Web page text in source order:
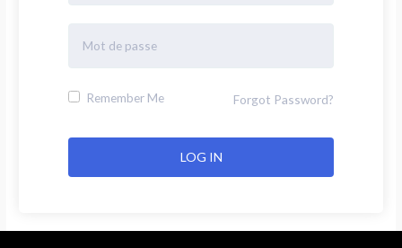
Remember Me Forgot Password?